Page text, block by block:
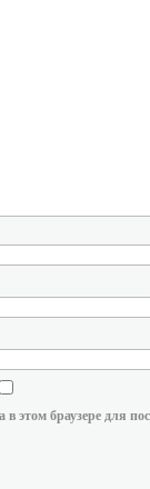
в этом браузере для